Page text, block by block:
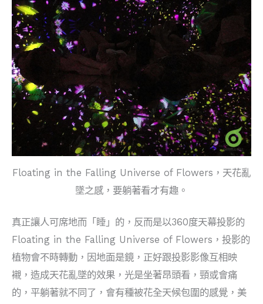
Floating in the Falling Universe of Flowers，天花亂
墜之感，要躺著看才有趣。
真正讓人可席地而「睡」的，反而是以360度天幕投影的
Floating in the Falling Universe of Flowers，投影的
植物會不時轉動，因地面是鏡，正好跟投影影像互相映
襯，造成天花亂墜的效果，光是坐著昂頭看，頸或會痛
的，平躺著就不同了，會有種被花全天候包圍的感覺，美